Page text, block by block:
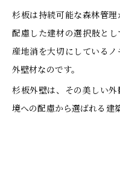
杉板は持続可能な森林管
配慮した建材の選択肢と
産地消を大切にしている
外壁材なのです。
杉板外壁は、その美しい
境への配慮から選ばれる建